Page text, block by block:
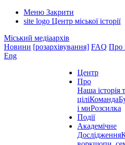
Меню Закрити
site logo Центр міської історії
Міський медіаархів
Новини [розархівування] FAQ Про
Eng
Центр
Про
Наша історія
ціліКоманда
і миРозсилка
Події
Академічне
Дослідження